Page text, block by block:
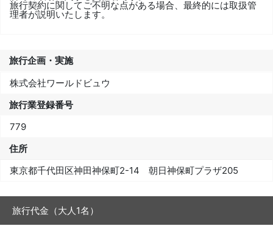
旅行契約に関してご不明な点がある場合、最終的には取扱管
理者が説明いたします。
旅行企画・実施
株式会社ワールドビュウ
旅行業登録番号
779
住所
東京都千代田区神田神保町2-14 朝日神保町プラザ205
旅行代金（大人1名）